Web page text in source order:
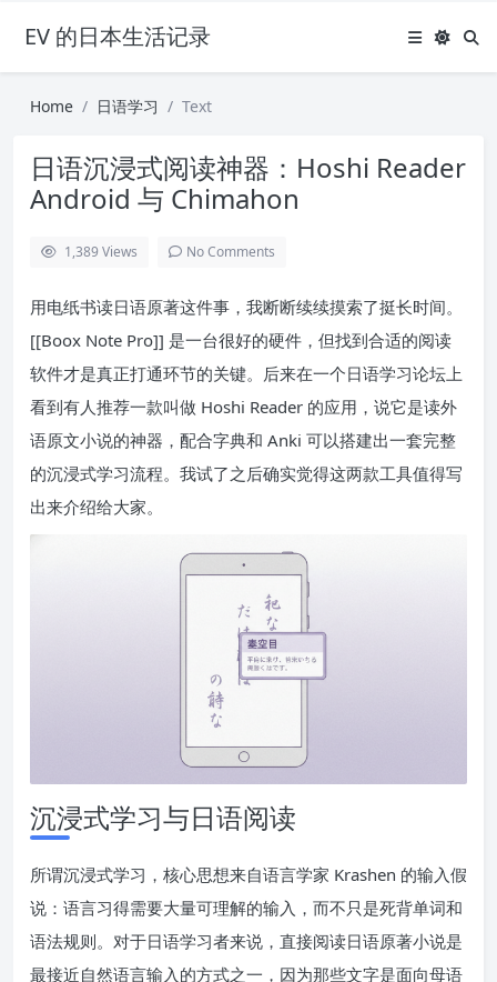
EV 的日本生活记录
Home 日语学习 Text
日语沉浸式阅读神器：Hoshi Reader
Android 与 Chimahon
1,389Views No Comments
用电纸书读日语原著这件事，我断断续续摸索了挺长时间。
[[Boox Note Pro]] 是一台很好的硬件，但找到合适的阅读
软件才是真正打通环节的关键。后来在一个日语学习论坛上
看到有人推荐一款叫做 Hoshi Reader 的应用，说它是读外
语原文小说的神器，配合字典和 Anki 可以搭建出一套完整
的沉浸式学习流程。我试了之后确实觉得这两款工具值得写
出来介绍给大家。
沉浸式学习与日语阅读
所谓沉浸式学习，核心思想来自语言学家 Krashen 的输入假
说：语言习得需要大量可理解的输入，而不只是死背单词和
语法规则。对于日语学习者来说，直接阅读日语原著小说是
最接近自然语言输入的方式之一，因为那些文字是面向母语